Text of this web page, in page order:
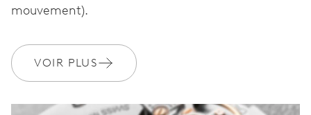
mouvement).
VOIR PLUS